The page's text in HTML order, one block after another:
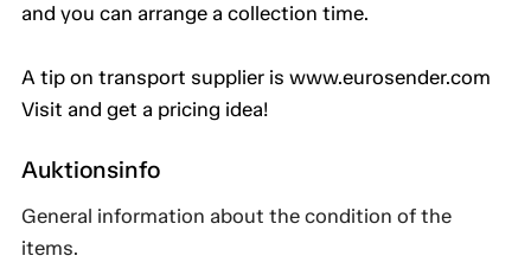
and you can arrange a collection time.
A tip on transport supplier is www.eurosender.com
Visit and get a pricing idea!
Auktionsinfo
General information about the condition of the
items.